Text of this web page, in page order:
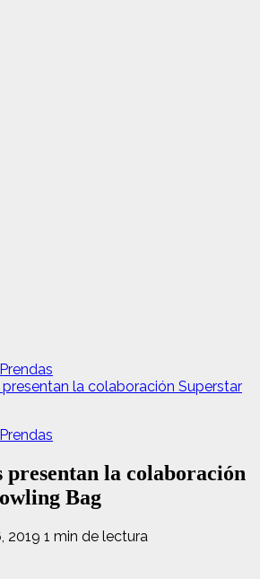
la colaboración Superstar
presentan la colaboración
Bag
2019 1 min de lectura